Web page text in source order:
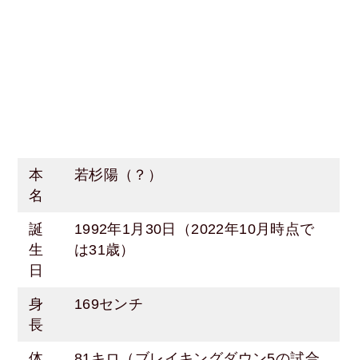
本
名
若杉陽（？）
誕
生
日
1992年1月30日（2022年10月時点で
は31歳）
身
長
169センチ